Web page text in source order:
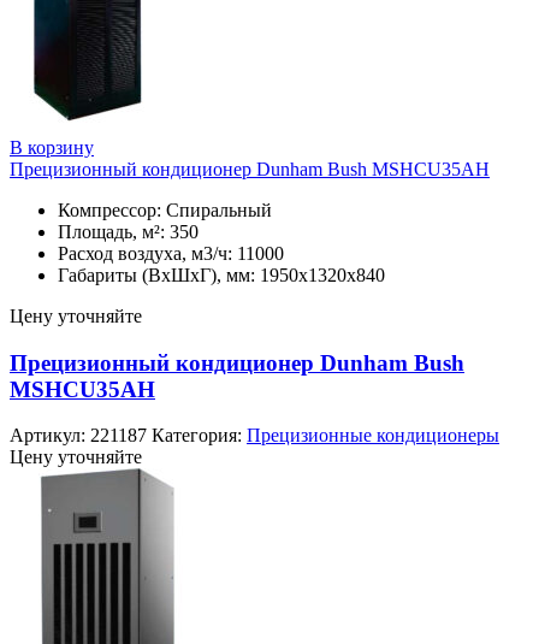
В корзину
Прецизионный кондиционер Dunham Bush MSHCU35AH
Компрессор: Спиральный
Площадь, м²: 350
Расход воздуха, м3/ч: 11000
Габариты (ВхШхГ), мм: 1950х1320х840
Цену уточняйте
Прецизионный кондиционер Dunham Bush
MSHCU35AH
Артикул: 221187 Категория: Прецизионные кондиционеры
Цену уточняйте